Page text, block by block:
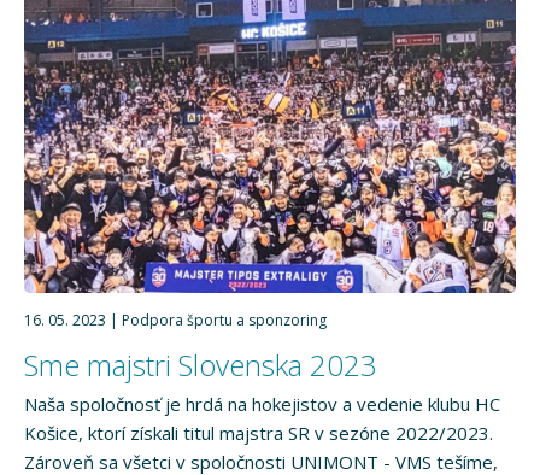
16. 05. 2023 Podpora športu a sponzoring
Sme majstri Slovenska 2023
Naša spoločnosť je hrdá na hokejistov a vedenie klubu HC
Košice, ktorí získali titul majstra SR v sezóne 2022/2023.
Zároveň sa všetci v spoločnosti UNIMONT - VMS tešíme,